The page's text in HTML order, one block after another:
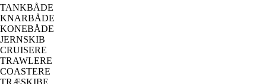
TANKBÅDE
KNARBÅDE
KONEBÅDE
JERNSKIB
CRUISERE
TRAWLERE
COASTERE
TRÆSKIBE